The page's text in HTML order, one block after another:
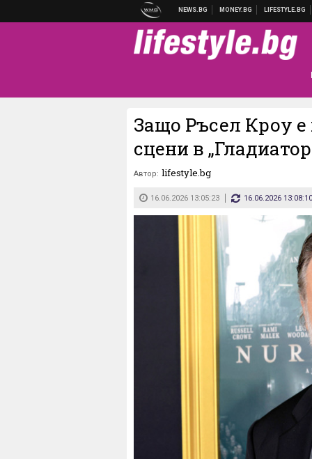
Защо Ръсел Кроу е
сцени в
Автор: lifestyle.bg
16.06.2026 13:05:23 16.06.2026 13:08:10